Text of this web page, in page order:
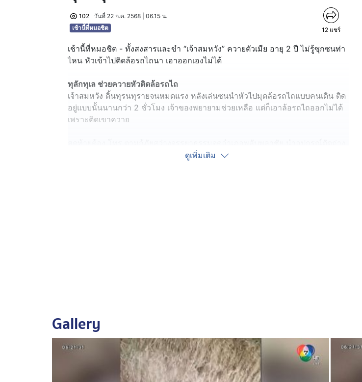
102
วันที่ 22 ก.ค. 2568 | 06.15 น.
เช้านี้ที่หมอชิต
12 แชร์
เช้านี้ที่หมอชิต - ทั้งสงสารและขำ “เจ้าสมหวัง” ควายตัวเมีย อายุ 2 ปี ไม่รู้ซุกซนท่า
ไหน หัวเข้าไปติดล้อรถไถนา เอาออกเองไม่ได้
ทุลักทุเล ช่วยควายหัวติดล้อรถไถ
เจ้าสมหวัง ดิ้นทุรนทุรายจนหมดแรง หลังเล่นซนนำหัวไปมุดล้อรถไถแบบคนเดิน ติด
อยู่แบบนั้นนานกว่า 2 ชั่วโมง เจ้าของพยายามช่วยเหลือ แต่ก็เอาล้อรถไถออกไม่ได้
เพราะติดเขาควาย
หินเจียร มาตัดล้อรถไถเหล็ก ช่วยเจ้าสมหวังได้สำเร็จบาดเจ็บเล็กน้อย
สัตวแพทย์ซ้อมขั้นตอนยิงยาสลบ เพื่อควบคุมสถานการณ์
งานนี้ “หมูเด้ง” จำลองน่าจะเหนื่อยไม่น้อย เพราะวิ่งไล่ขับเจ้าหน้าที่ จนแตกกระเจิง
ไปหลายรอบ ก่อนจะถูกยิงยาสลบนำตัวขึ้นรถพยาบาลไปตรวจสุขภาพ และนำไปเข้า
ดูเพิ่มเติม
Gallery